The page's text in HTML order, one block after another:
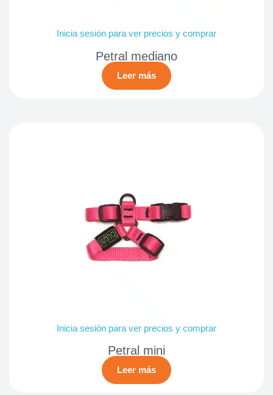
Inicia sesión para ver precios y comprar
Petral mediano
Leer más
Inicia sesión para ver precios y comprar
Petral mini
Leer más